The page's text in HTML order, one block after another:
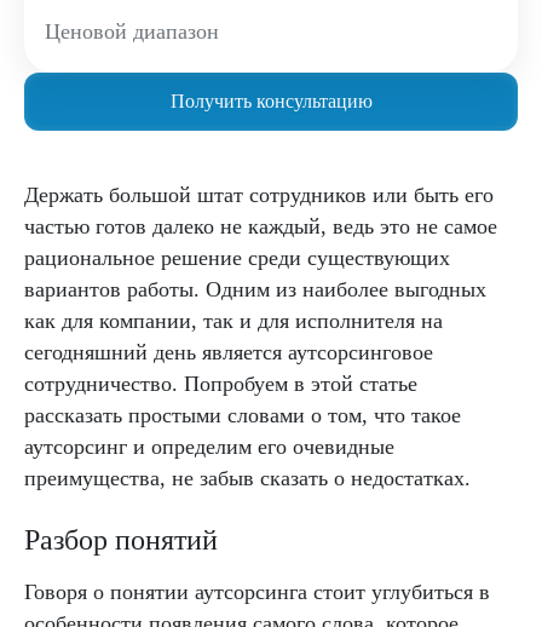
Держать большой штат сотрудников или быть его
частью готов далеко не каждый, ведь это не самое
рациональное решение среди существующих
вариантов работы. Одним из наиболее выгодных
как для компании, так и для исполнителя на
сегодняшний день является аутсорсинговое
сотрудничество. Попробуем в этой статье
рассказать простыми словами о том, что такое
аутсорсинг и определим его очевидные
преимущества, не забыв сказать о недостатках.
Разбор понятий
Говоря о понятии аутсорсинга стоит углубиться в
Ценовой диапазон
Получить консультацию